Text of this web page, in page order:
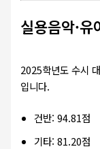
실용음악·
2025학년도 수시
입니다.
건반: 94.81점
기타: 81.20점